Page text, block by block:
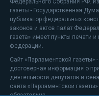
Федерального Собрания РФ.
газеты - Государственная
публикатор федеральных
законов и актов палат
газета» имеет пункты печати
федерации.
Сайт «Парламентской газеты»
достоверная информация о
деятельности депутатов и
сайта «Парламентской